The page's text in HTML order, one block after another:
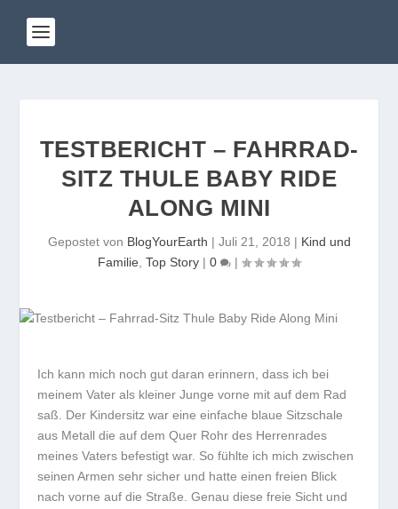
TESTBERICHT – FAHRRAD-
SITZ THULE BABY RIDE
ALONG MINI
Gepostet von BlogYourEarth | Juli 21, 2018 | Kind und
Familie Top Story | 0 |
Ich kann mich noch gut daran erinnern, dass ich bei
meinem Vater als kleiner Junge vorne mit auf dem Rad
saß. Der Kindersitz war eine einfache blaue Sitzschale
aus Metall die auf dem Quer Rohr des Herrenrades
meines Vaters befestigt war. So fühlte ich mich zwischen
seinen Armen sehr sicher und hatte einen freien Blick
nach vorne auf die Straße. Genau diese freie Sicht und